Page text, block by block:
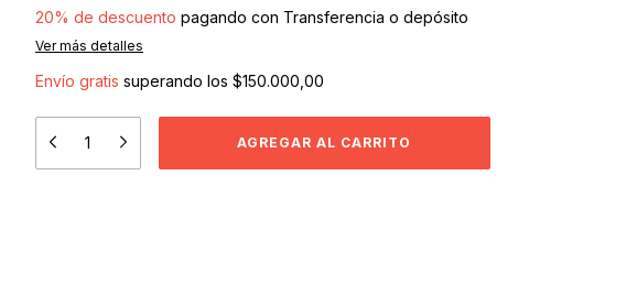
20% de descuento pagando con Transferencia o depósito
Ver más detalles
Envío gratis superando los $150.000,00